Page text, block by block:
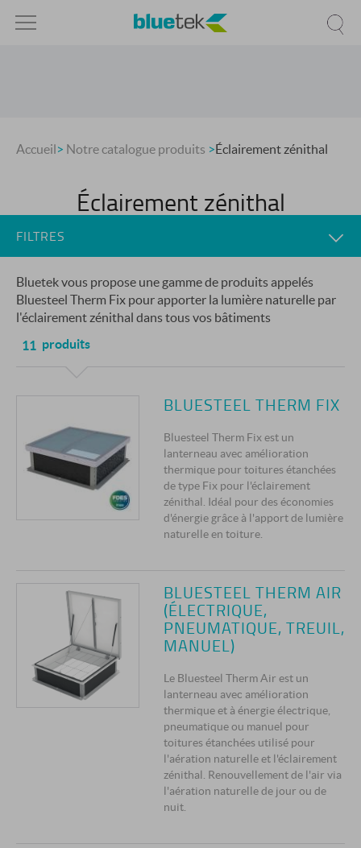
Accueil> Notre catalogue produits >Éclairement zénithal
Éclairement zénithal
FILTRES
Bluetek vous propose une gamme de produits appelés
Bluesteel Therm Fix pour apporter la lumière naturelle par
l'éclairement zénithal dans tous vos bâtiments
11 produits
BLUESTEEL THERM FIX
Bluesteel Therm Fix est un
lanterneau avec amélioration
thermique pour toitures étanchées
de type Fix pour l'éclairement
zénithal. Idéal pour des économies
d'énergie grâce à l'apport de lumière
naturelle en toiture.
BLUESTEEL THERM AIR
(ÉLECTRIQUE,
PNEUMATIQUE, TREUIL,
MANUEL)
Le Bluesteel Therm Air est un
lanterneau avec amélioration
thermique et à énergie électrique,
pneumatique ou manuel pour
toitures étanchées utilisé pour
l'aération naturelle et l'éclairement
zénithal. Renouvellement de l'air via
l'aération naturelle de jour ou de
nuit.